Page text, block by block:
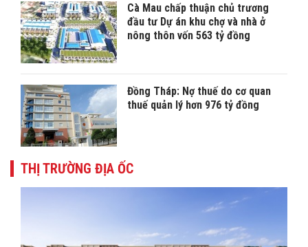
Cà Mau chấp thuận chủ trương
đầu tư Dự án khu chợ và nhà ở
nông thôn vốn 563 tỷ đồng
Đồng Tháp: Nợ thuế do cơ quan
thuế quản lý hơn 976 tỷ đồng
THỊ TRƯỜNG ĐỊA ỐC